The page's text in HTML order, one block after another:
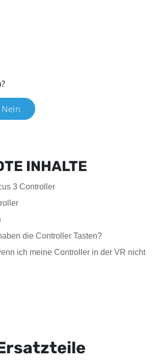
Nein
INHALTE
3 Controller
die Controller Tasten?
ich meine Controller in der VR nicht